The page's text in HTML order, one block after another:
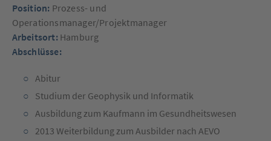
Position: Prozess- und
Operationsmanager/Projektmanager
Arbeitsort:Hamburg
Abschlüsse:
Abitur
Studium der Geophysik und Informatik
Ausbildung zum Kaufmann im Gesundheitswesen
2013 Weiterbildung zum Ausbilder nach AEVO